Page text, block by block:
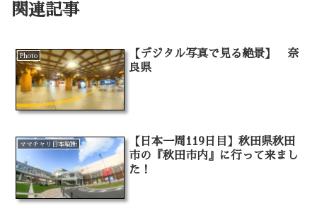
関連記事
Photo
【デジタル写真で見る絶景】 奈
良県
ママチャリ日本縦断
【日本一周119日目】秋田県秋田
市の『秋田市内』に行って来まし
た！